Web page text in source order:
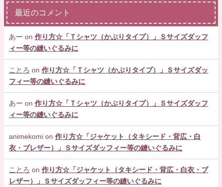
最近のコメント
あー on 作り方☆「Ｔシャツ（かぶりタイプ）」Ｓサイズダッフ
ィー等の縫いぐるみに
ことろ on 作り方☆「Ｔシャツ（かぶりタイプ）」Ｓサイズダッ
フィー等の縫いぐるみに
あー on 作り方☆「Ｔシャツ（かぶりタイプ）」Ｓサイズダッフ
ィー等の縫いぐるみに
animekomi on 作り方☆「ジャケット（タキシード・背広・白
衣・ブレザー）」Ｓサイズダッフィー等の縫いぐるみに
ことろ on 作り方☆「ジャケット（タキシード・背広・白衣・ブ
レザー）」Ｓサイズダッフィー等の縫いぐるみに